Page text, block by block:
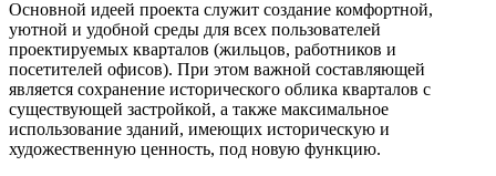
Основной идеей проекта служит создание комфортной,
уютной и удобной среды для всех пользователей
проектируемых кварталов (жильцов, работников и
посетителей офисов). При этом важной составляющей
является сохранение исторического облика кварталов с
существующей застройкой, а также максимальное
использование зданий, имеющих историческую и
художественную ценность, под новую функцию.